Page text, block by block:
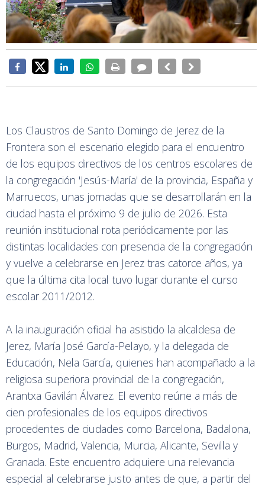
Los Claustros de Santo Domingo de Jerez de la
Frontera son el escenario elegido para el encuentro
de los equipos directivos de los centros escolares de
la congregación 'Jesús-María' de la provincia, España y
Marruecos, unas jornadas que se desarrollarán en la
ciudad hasta el próximo 9 de julio de 2026. Esta
reunión institucional rota periódicamente por las
distintas localidades con presencia de la congregación
y vuelve a celebrarse en Jerez tras catorce años, ya
que la última cita local tuvo lugar durante el curso
escolar 2011/2012.
A la inauguración oficial ha asistido la alcaldesa de
Jerez, María José García-Pelayo, y la delegada de
Educación, Nela García, quienes han acompañado a la
religiosa superiora provincial de la congregación,
Arantxa Gavilán Álvarez. El evento reúne a más de
cien profesionales de los equipos directivos
procedentes de ciudades como Barcelona, Badalona,
Burgos, Madrid, Valencia, Murcia, Alicante, Sevilla y
Granada. Este encuentro adquiere una relevancia
especial al celebrarse justo antes de que, a partir del